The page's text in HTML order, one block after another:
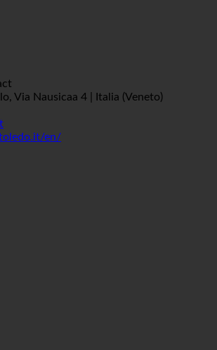
Via Nausicaa 4 | Italia (Veneto)